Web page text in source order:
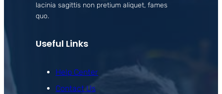
lacinia sagittis non pretium aliquet, fames
quo.
Useful Links
Help Center
Contact Us